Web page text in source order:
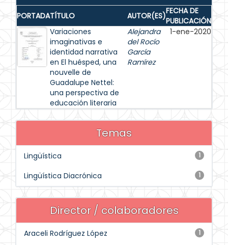
PORTADATÍTULO AUTOR(ES)FECHA DE
PUBLICACIÓN
Variaciones
imaginativas e
identidad narrativa
en El huésped, una
nouvelle de
Guadalupe Nettel:
una perspectiva de
educación literaria
Alejandra
del Rocío
García
Ramírez
1-ene-2020
Temas
1
Lingüística
1
Lingüística Diacrónica
Director / colaboradores
1
Araceli Rodríguez López